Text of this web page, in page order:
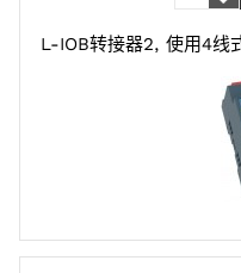
L-IOB转接器2, 使用4线